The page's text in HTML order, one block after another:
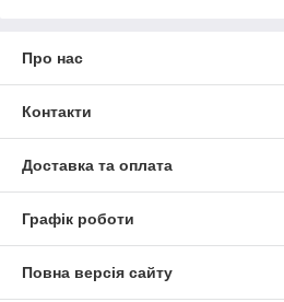
Про нас
Контакти
Доставка та оплата
Графік роботи
Повна версія сайту